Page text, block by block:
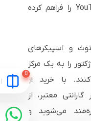
محبوب مانند Netflix و YouTube را فراهم کرده
و اسپیکرهای
پروژکتور را به یک مرکز
با خرید از
معتبر، از
می‌شوید و